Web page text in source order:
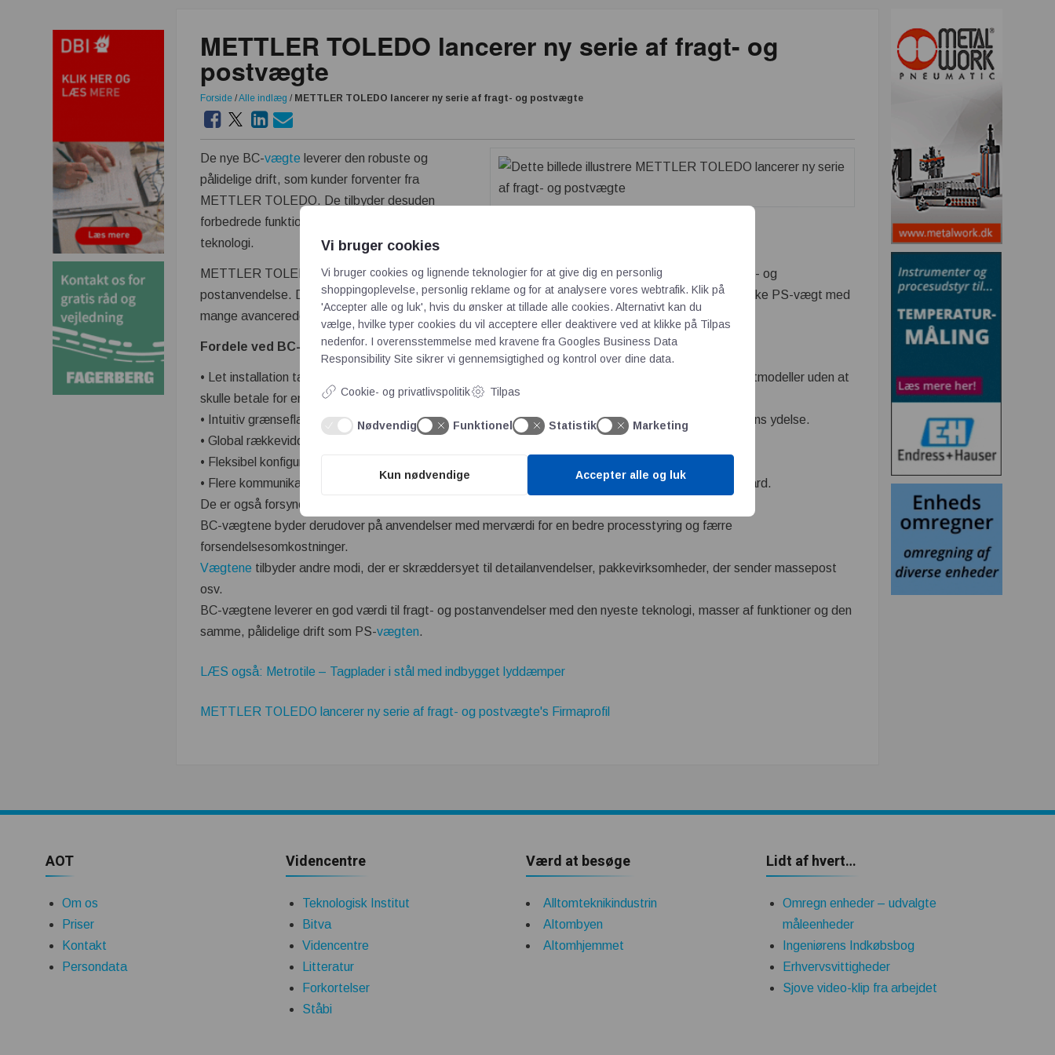
METTLER TOLEDO lancerer ny serie af fragt- og
postvægte
Forside /Alle indlæg / METTLER TOLEDO lancerer ny serie af fragt- og postvægte
De nye BC-vægte leverer den robuste og
pålidelige drift, som kunder forventer fra
METTLER TOLEDO. De tilbyder desuden
forbedrede funktioner takket være den nyeste
teknologi.
METTLER TOLEDO lancerede PS-vægtenfor 20 år siden, og den blev en branchestandard for fragt- og
postanvendelse. De nye BC-vægte giver samme pålidelighed og brugervenlighed som den legendariske PS-vægt med
mange avancerede funktioner, der giver høj fleksibilitet til en lav pris.
Fordele ved BC- vægteinkluderer:
• Let installation takket være opstartsvejledningen, som sikrer nem konfiguration med generiske vægtmodeller uden at
skulle betale for en servicetekniker eller forkalibrering.
• Intuitiv grænseflade gør det nemt at bruge de mange tilgængelige muligheder for at forbedre vægtens ydelse.
• Global rækkevidde med nemt valg af flere sprog og forskellige globale godkendelser.
• Fleksibel konfiguration giver mulighed for brugerdefinerede indstillinger.
• Flere kommunikationsmuligheder, herunder seriel, USB, virtuel seriel og tastaturscanner som standard.
De er også forsynet med valgfri Ethernet og Bluetooth-funktionalitet.
BC-vægtene byder derudover på anvendelser med merværdi for en bedre processtyring og færre
forsendelsesomkostninger.
Vægtene tilbyder andre modi, der er skræddersyet til detailanvendelser, pakkevirksomheder, der sender massepost
osv.
BC-vægtene leverer en god værdi til fragt- og postanvendelser med den nyeste teknologi, masser af funktioner og den
samme, pålidelige drift som PS-vægten.
LÆS også: Metrotile – Tagplader i stål med indbygget lyddæmper
METTLER TOLEDO lancerer ny serie af fragt- og postvægte's Firmaprofil
AOT
Om os
Priser
Kontakt
Persondata
Videncentre
Teknologisk Institut
Bitva
Videncentre
Litteratur
Forkortelser
Ståbi
Værd at besøge
Alltomteknikindustrin
Altombyen
Altomhjemmet
Lidt af hvert…
Omregn enheder – udvalgte
måleenheder
Ingeniørens Indkøbsbog
Erhvervsvittigheder
Sjove video-klip fra arbejdet
Vi bruger cookies
Vi bruger cookies og lignende teknologier for at give dig en personlig
shoppingoplevelse, personlig reklame og for at analysere vores webtrafik. Klik på
'Accepter alle og luk', hvis du ønsker at tillade alle cookies. Alternativt kan du
vælge, hvilke typer cookies du vil acceptere eller deaktivere ved at klikke på Tilpas
nedenfor. I overensstemmelse med kravene fra Googles Business Data
Responsibility Site sikrer vi gennemsigtighed og kontrol over dine data.
Cookie- og privatlivspolitik Tilpas
Nødvendig Funktionel Statistik Marketing
Kun nødvendige Accepter alle og luk